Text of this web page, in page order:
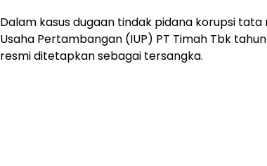
Dalam kasus dugaan tindak pidana korupsi
Usaha Pertambangan (IUP) PT Timah Tbk
resmi ditetapkan sebagai tersangka.